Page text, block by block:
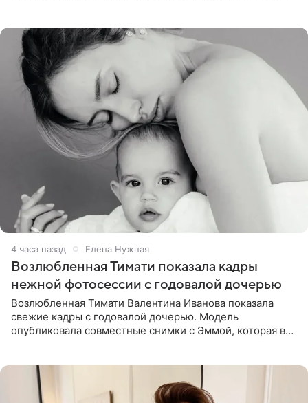
4 часа назад Елена Нужная
Возлюбленная Тимати показала кадры
нежной фотосессии с годовалой дочерью
Возлюбленная Тимати Валентина Иванова показала
свежие кадры с годовалой дочерью. Модель
опубликовала совместные снимки с Эммой, которая в